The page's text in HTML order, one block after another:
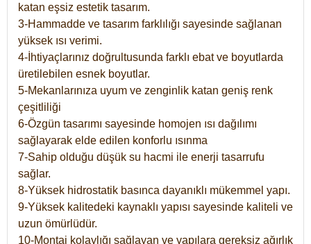
katan eşsiz estetik tasarım.
3-Hammadde ve tasarım farklılığı sayesinde sağlanan
yüksek ısı verimi.
4-İhtiyaçlarınız doğrultusunda farklı ebat ve boyutlarda
üretilebilen esnek boyutlar.
5-Mekanlarınıza uyum ve zenginlik katan geniş renk
çeşitliliği
6-Özgün tasarımı sayesinde homojen ısı dağılımı
sağlayarak elde edilen konforlu ısınma
7-Sahip olduğu düşük su hacmi ile enerji tasarrufu
sağlar.
8-Yüksek hidrostatik basınca dayanıklı mükemmel yapı.
9-Yüksek kalitedeki kaynaklı yapısı sayesinde kaliteli ve
uzun ömürlüdür.
10-Montaj kolaylığı sağlayan ve yapılara gereksiz ağırlık